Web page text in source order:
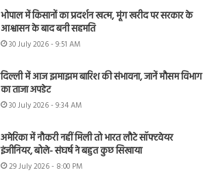
भोपाल में किसानों का प्रदर्शन खत्म, मूंग खरीद पर सरकार के
आश्वासन के बाद बनी सहमति
30 July 2026 - 9:51 AM
दिल्ली में आज झमाझम बारिश की संभावना, जानें मौसम विभाग
का ताजा अपडेट
30 July 2026 - 9:34 AM
अमेरिका में नौकरी नहीं मिली तो भारत लौटे सॉफ्टवेयर
इंजीनियर, बोले- संघर्ष ने बहुत कुछ सिखाया
29 July 2026 - 8:00 PM